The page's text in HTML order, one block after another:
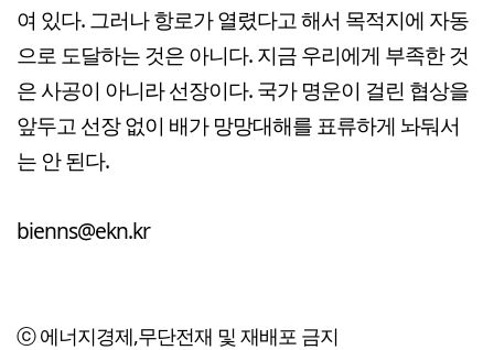
여 있다. 그러나 항로가 열렸다고 해서 목적지에 자동
으로 도달하는 것은 아니다. 지금 우리에게 부족한 것
은 사공이 아니라 선장이다. 국가 명운이 걸린 협상을
앞두고 선장 없이 배가 망망대해를 표류하게 놔둬서
는 안 된다.
bienns@ekn.kr
ⓒ 에너지경제,무단전재 및 재배포 금지